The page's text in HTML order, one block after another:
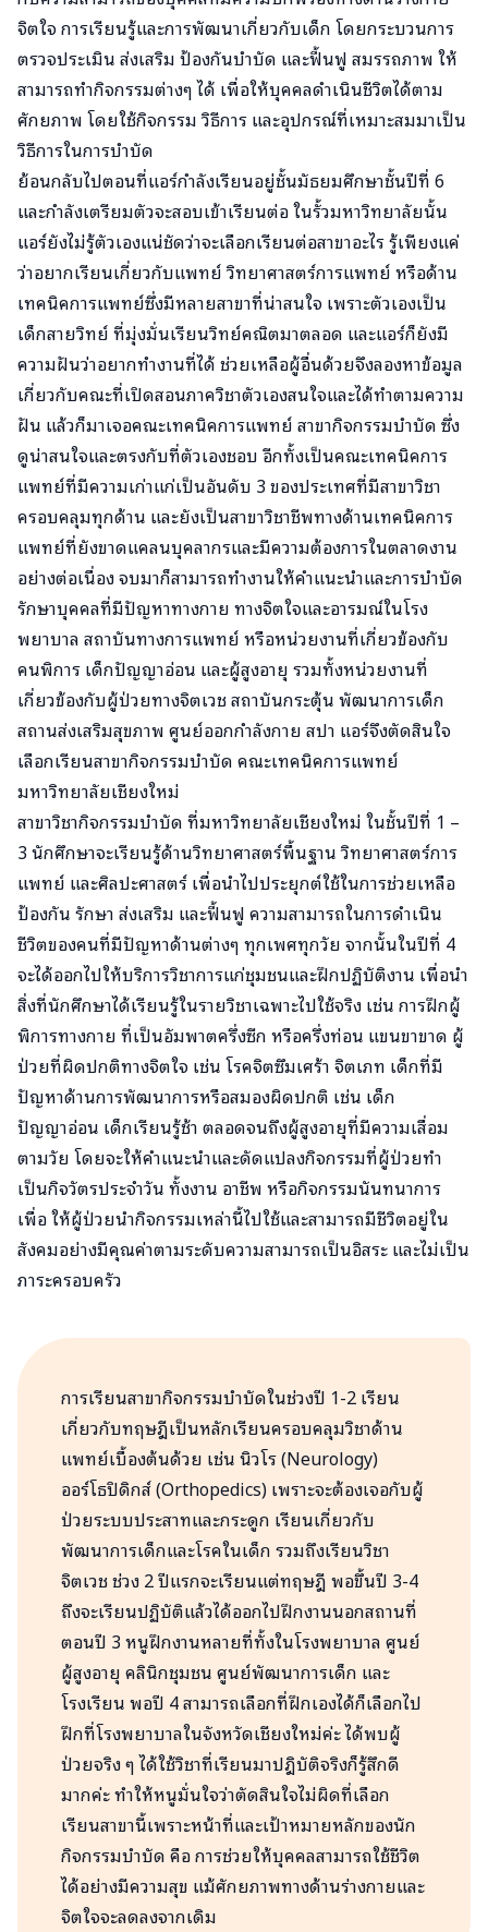
จิตใจ การเรียนรู้และการพัฒนาเกี่ยวกับเด็ก โดยกระบวนการ
ตรวจประเมิน ส่งเสริม ป้องกันบําบัด และฟื้นฟู สมรรถภาพ ให้
สามารถทํากิจกรรมต่างๆ ได้ เพื่อให้บุคคลดําเนินชีวิตได้ตาม
ศักยภาพ โดยใช้กิจกรรม วิธีการ และอุปกรณ์ที่เหมาะสมมาเป็น
วิธีการในการบําบัด
ย้อนกลับไปตอนที่แอร์กำลังเรียนอยู่ชั้นมัธยมศึกษาชั้นปีที่ 6
และกำลังเตรียมตัวจะสอบเข้าเรียนต่อ ในรั้วมหาวิทยาลัยนั้น
แอร์ยังไม่รู้ตัวเองแน่ชัดว่าจะเลือกเรียนต่อสาขาอะไร รู้เพียงแค่
ว่าอยากเรียนเกี่ยวกับแพทย์ วิทยาศาสตร์การแพทย์ หรือด้าน
เทคนิคการแพทย์ซึ่งมีหลายสาขาที่น่าสนใจ เพราะตัวเองเป็น
เด็กสายวิทย์ ที่มุ่งมั่นเรียนวิทย์คณิตมาตลอด และแอร์ก็ยังมี
ความฝันว่าอยากทำงานที่ได้ ช่วยเหลือผู้อื่นด้วยจึงลองหาข้อมูล
เกี่ยวกับคณะที่เปิดสอนภาควิชาตัวเองสนใจและได้ทำตามความ
ฝัน แล้วก็มาเจอคณะเทคนิคการแพทย์ สาขากิจกรรมบำบัด ซึ่ง
ดูน่าสนใจและตรงกับที่ตัวเองชอบ อีกทั้งเป็นคณะเทคนิคการ
แพทย์ที่มีความเก่าแก่เป็นอันดับ 3 ของประเทศที่มีสาขาวิชา
ครอบคลุมทุกด้าน และยังเป็นสาขาวิชาชีพทางด้านเทคนิคการ
แพทย์ที่ยังขาดแคลนบุคลากรและมีความต้องการในตลาดงาน
อย่างต่อเนื่อง จบมาก็สามารถทำงานให้คำแนะนำและการบำบัด
รักษาบุคคลที่มีปัญหาทางกาย ทางจิตใจและอารมณ์ในโรง
พยาบาล สถาบันทางการแพทย์ หรือหน่วยงานที่เกี่ยวข้องกับ
คนพิการ เด็กปัญญาอ่อน และผู้สูงอายุ รวมทั้งหน่วยงานที่
เกี่ยวข้องกับผู้ป่วยทางจิตเวช สถาบันกระตุ้น พัฒนาการเด็ก
สถานส่งเสริมสุขภาพ ศูนย์ออกกำลังกาย สปา แอร์จึงตัดสินใจ
เลือกเรียนสาขากิจกรรมบำบัด คณะเทคนิคการแพทย์
มหาวิทยาลัยเชียงใหม่
สาขาวิชากิจกรรมบำบัด ที่มหาวิทยาลัยเชียงใหม่ ในชั้นปีที่ 1 –
3 นักศึกษาจะเรียนรู้ด้านวิทยาศาสตร์พื้นฐาน วิทยาศาสตร์การ
แพทย์ และศิลปะศาสตร์ เพื่อนำไปประยุกต์ใช้ในการช่วยเหลือ
ป้องกัน รักษา ส่งเสริม และฟื้นฟู ความสามารถในการดำเนิน
ชีวิตของคนที่มีปัญหาด้านต่างๆ ทุกเพศทุกวัย จากนั้นในปีที่ 4
จะได้ออกไปให้บริการวิชาการแก่ชุมชนและฝึกปฏิบัติงาน เพื่อนำ
สิ่งที่นักศึกษาได้เรียนรู้ในรายวิชาเฉพาะไปใช้จริง เช่น การฝึกผู้
พิการทางกาย ที่เป็นอัมพาตครึ่งซีก หรือครึ่งท่อน แขนขาขาด ผู้
ป่วยที่ผิดปกติทางจิตใจ เช่น โรคจิตซึมเศร้า จิตเภท เด็กที่มี
ปัญหาด้านการพัฒนาการหรือสมองผิดปกติ เช่น เด็ก
ปัญญาอ่อน เด็กเรียนรู้ช้า ตลอดจนถึงผู้สูงอายุที่มีความเสื่อม
ตามวัย โดยจะให้คำแนะนำและดัดแปลงกิจกรรมที่ผู้ป่วยทำ
เป็นกิจวัตรประจำวัน ทั้งงาน อาชีพ หรือกิจกรรมนันทนาการ
เพื่อ ให้ผู้ป่วยนำกิจกรรมเหล่านี้ไปใช้และสามารถมีชีวิตอยู่ใน
สังคมอย่างมีคุณค่าตามระดับความสามารถเป็นอิสระ และไม่เป็น
ภาระครอบครัว
การเรียนสาขากิจกรรมบำบัดในช่วงปี 1-2 เรียน
เกี่ยวกับทฤษฎีเป็นหลักเรียนครอบคลุมวิชาด้าน
แพทย์เบื้องต้นด้วย เช่น นิวโร (Neurology)
ออร์โธปิดิกส์ (Orthopedics) เพราะจะต้องเจอกับผู้
ป่วยระบบประสาทและกระดูก เรียนเกี่ยวกับ
พัฒนาการเด็กและโรคในเด็ก รวมถึงเรียนวิชา
จิตเวช ช่วง 2 ปีแรกจะเรียนแต่ทฤษฎี พอขึ้นปี 3-4
ถึงจะเรียนปฏิบัติแล้วได้ออกไปฝึกงานนอกสถานที่
ตอนปี 3 หนูฝึกงานหลายที่ทั้งในโรงพยาบาล ศูนย์
ผู้สูงอายุ คลินิกชุมชน ศูนย์พัฒนาการเด็ก และ
โรงเรียน พอปี 4 สามารถเลือกที่ฝึกเองได้ก็เลือกไป
ฝึกที่โรงพยาบาลในจังหวัดเชียงใหม่ค่ะ ได้พบผู้
ป่วยจริง ๆ ได้ใช้วิชาที่เรียนมาปฎิบัติจริงก็รู้สึกดี
มากค่ะ ทำให้หนูมั่นใจว่าตัดสินใจไม่ผิดที่เลือก
เรียนสาขานี้เพราะหน้าที่และเป้าหมายหลักของนัก
กิจกรรมบำบัด คือ การช่วยให้บุคคลสามารถใช้ชีวิต
ได้อย่างมีความสุข แม้ศักยภาพทางด้านร่างกายและ
จิตใจจะลดลงจากเดิม